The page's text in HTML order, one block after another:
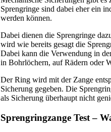
Sprengringe sind dabei eher ein
werden können.
Dabei dienen die Sprengringe
wird wie bereits gesagt die
Dabei kann die Verwendung in
in Bohrlöchern, auf Rädern oder
Der Ring wird mit der Zange
Sicherung gegeben. Die
als Sicherung überhaupt nicht
Sprengringzange Test –